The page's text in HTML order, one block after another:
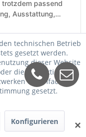
trotzdem passend
Ausstattung,
✕
technischen Betrieb
gesetzt werden.
dieser Website
die Interaktion mit
vereinfachen
gesetzt.
Konfigurieren